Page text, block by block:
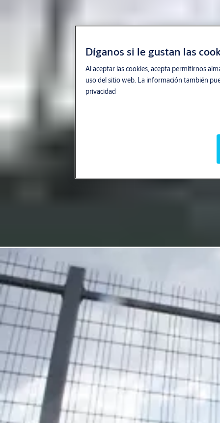
Díganos si le gustan las
Al aceptar las cookies, acepta permitirnos
uso del sitio web. La información también
privacidad